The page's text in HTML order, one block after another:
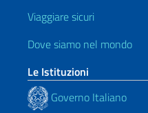
Viaggiare sicuri
Dove siamo nel mondo
Le Istituzioni
Governo Italiano